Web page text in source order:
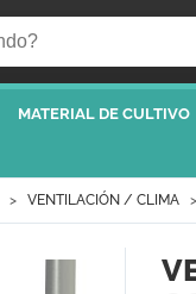
MATERIAL DE CULTIVO
VENTILACIÓN / CLIMA